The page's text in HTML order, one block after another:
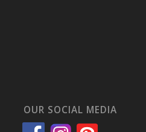
OUR SOCIAL MEDIA